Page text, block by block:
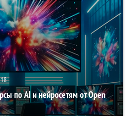
18
по AI и нейросетям от Open